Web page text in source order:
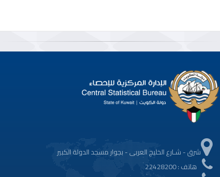
شرق - شـارع الخليج العربى - بجوار مسجد الدولة الكبير
هاتف : 22428200